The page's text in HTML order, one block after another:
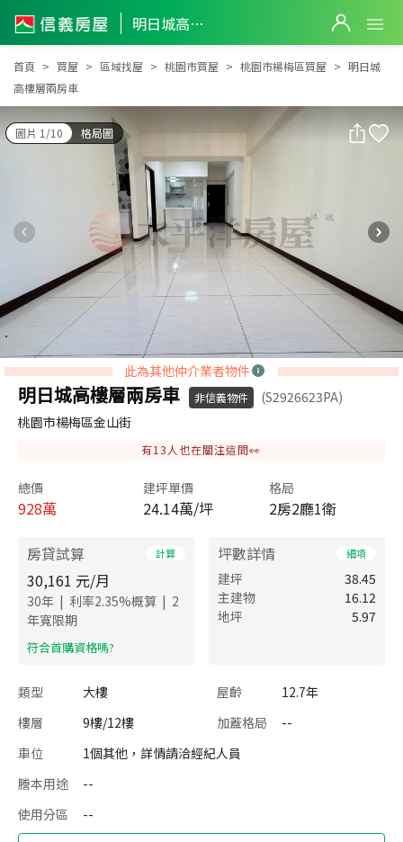
明日城高樓層兩房車
明日城高樓層兩房車
首頁 買屋 區域找屋 桃園市買屋 桃園市楊梅區買屋
明日城
高樓層兩房車
圖片 1/10 格局圖
此為其他仲介業者物件
明日城高樓層兩房車 非信義物件
(S2926623PA)
桃園市楊梅區金山街
有13 人也在關注這間👀
總價
928萬
建坪單價
24.14萬/坪
格局
2房2廳1衛
房貸試算 計算
30,161 元/月
30年 | 利率2.35%概算 | 2
年寬限期
​符合首購資格嗎?
坪數詳情 細項
建坪
38.45
主建物
16.12
地坪
5.97
類型 大樓 屋齡
12.7年
樓層
9樓/12樓 加蓋格局
--
車位
1個其他，詳情請洽經紀人員
謄本用途
--
使用分區
--